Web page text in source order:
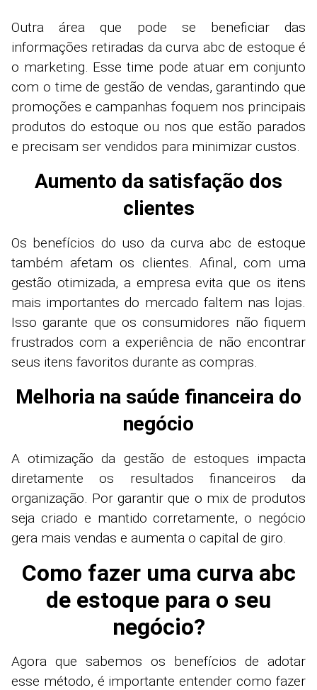
Outra área que pode se beneficiar das
informações retiradas da curva abc de estoque é
o marketing. Esse time pode atuar em conjunto
com o time de gestão de vendas, garantindo que
promoções e campanhas foquem nos principais
produtos do estoque ou nos que estão parados
e precisam ser vendidos para minimizar custos.
Aumento da satisfação dos
clientes
Os benefícios do uso da curva abc de estoque
também afetam os clientes. Afinal, com uma
gestão otimizada, a empresa evita que os itens
mais importantes do mercado faltem nas lojas.
Isso garante que os consumidores não fiquem
frustrados com a experiência de não encontrar
seus itens favoritos durante as compras.
Melhoria na saúde financeira do
negócio
A otimização da gestão de estoques impacta
diretamente os resultados financeiros da
organização. Por garantir que o mix de produtos
seja criado e mantido corretamente, o negócio
gera mais vendas e aumenta o capital de giro.​
Como fazer uma curva abc
de estoque para o seu
negócio?
Agora que sabemos os benefícios de adotar
esse método, é importante entender como fazer